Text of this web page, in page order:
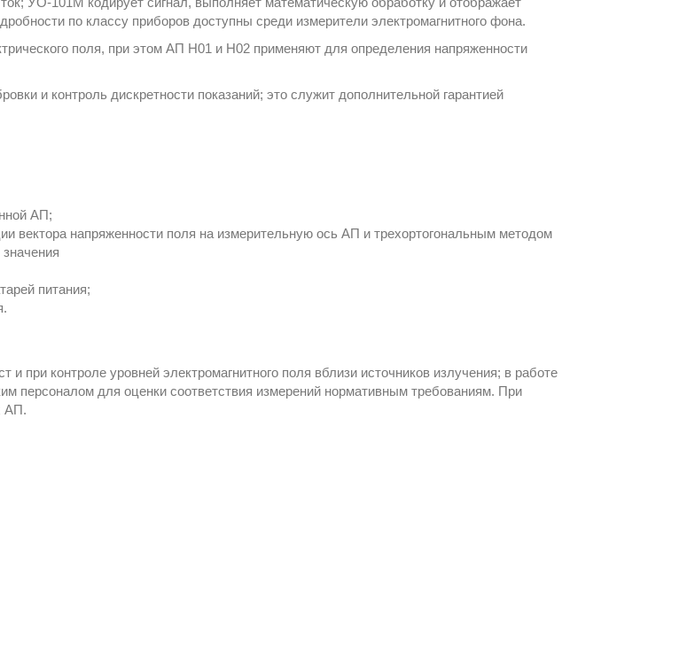
по классу приборов доступны среди измерители электромагнитного фона.
поля, при этом АП Н01 и Н02 применяют для определения напряженности
и контроль дискретности показаний; это служит дополнительной гарантией
АП;
вектора напряженности поля на измерительную ось АП и трехортогональным методом
питания;
при контроле уровней электромагнитного поля вблизи источников излучения; в работе
персоналом для оценки соответствия измерений нормативным требованиям. При
АП.